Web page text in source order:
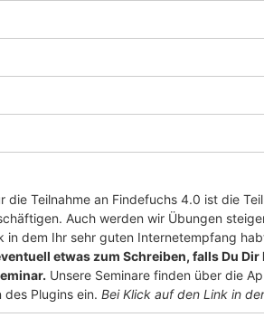
die Teilnahme an Findefuchs 4.0 ist die
Auch werden wir Übungen
in dem Ihr sehr guten Internetempfang
etwas zum Schreiben, falls Du
Unsere Seminare finden über die
Plugins ein. Bei Klick auf den Link in